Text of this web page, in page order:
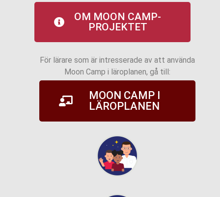
OM MOON CAMP-
PROJEKTET
För lärare som är intresserade av att använda
Moon Camp i läroplanen, gå till:
MOON CAMP I
LÄROPLANEN